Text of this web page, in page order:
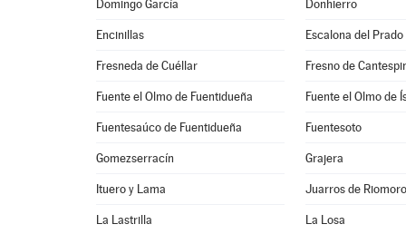
Domingo García Donhierro
Encinillas Escalona del Prado
Fresneda de Cuéllar Fresno de
Fuente el Olmo de Fuentidueña Fuente el Olmo de
Fuentesaúco de Fuentidueña Fuentesoto
Gomezserracín Grajera
Ituero y Lama Juarros de
La Lastrilla La Losa